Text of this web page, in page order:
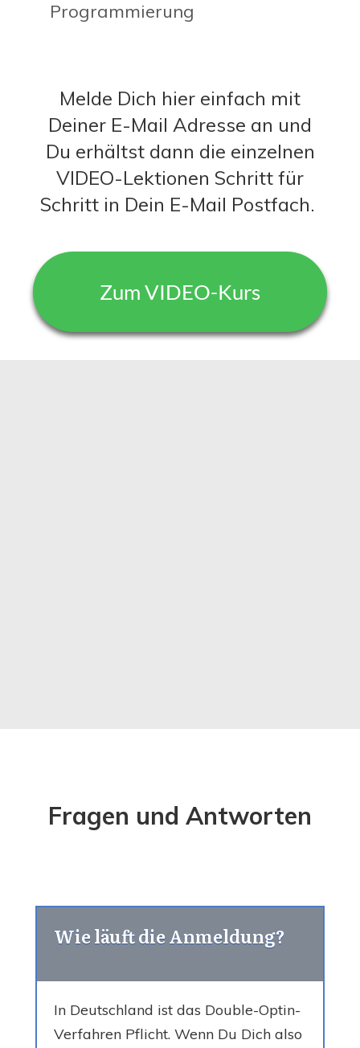
Programmierung
Melde Dich hier einfach mit
Deiner E-Mail Adresse an und
Du erhältst dann die einze lnen
VIDEO-Lek tionen Schritt für
S c hritt in Dein E-Mail Postfach.
Zum VIDEO-Kurs
Fragen und Antworten
Wie läuft die Anmeldung?
In Deutschland ist das Double-Optin-
Verfahren Pflicht. Wenn Du Dich also